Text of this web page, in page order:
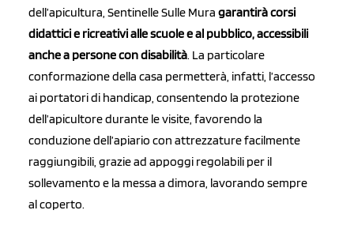
dell’apicultura, Sentinelle Sulle Mura garantirà corsi
didattici e ricreativi alle scuole e al pubblico, accessibili
anche a persone con disabilità. La particolare
conformazione della casa permetterà, infatti, l’accesso
ai portatori di handicap, consentendo la protezione
dell’apicultore durante le visite, favorendo la
conduzione dell’apiario con attrezzature facilmente
raggiungibili, grazie ad appoggi regolabili per il
sollevamento e la messa a dimora, lavorando sempre
al coperto.